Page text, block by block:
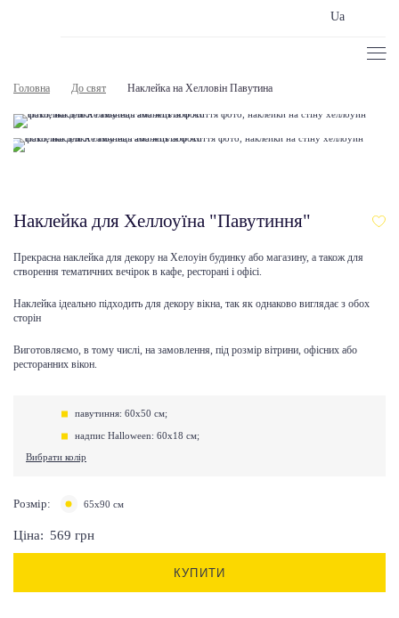
Ua
Головна До свят Наклейка на Хелловін Павутина
Наклейка для Хеллоуїна "Павутиння"
Прекрасна наклейка для декору на Хелоуін будинку або магазину, а також для
створення тематичних вечірок в кафе, ресторані і офісі.
Наклейка ідеально підходить для декору вікна, так як однаково виглядає з обох
сторін
Виготовляємо, в тому числі, на замовлення, під розмір вітрини, офісних або
ресторанних вікон.
павутиння: 60х50 см;
надпис Halloween: 60х18 см;
Вибрати колір
Розмір: 65x90 см
Ціна: 569 грн
КУПИТИ